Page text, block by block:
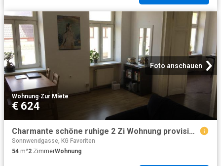
Foto anschauen
Wohnung·Zur Miete
€ 624
Charmante schöne ruhige 2 Zi Wohnung provisionsfrei ab sofort zu vermieten!
Sonnwendgasse, KG Favoriten
54 m²2 ZimmerWohnung